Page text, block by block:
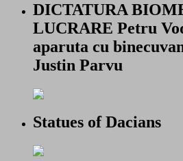
DICTATURA
LUCRARE Petru
aparuta cu
Justin Parvu
Statues of Dacians